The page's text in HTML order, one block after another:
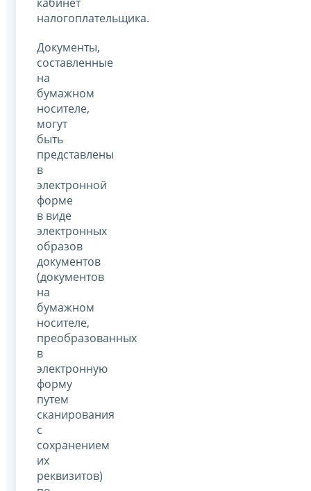
налогоплательщика.
Документы,
составленные
на
бумажном
носителе,
могут
быть
представлены
в
электронной
форме
в виде
электронных
образов
документов
(документов
на
бумажном
носителе,
преобразованных
в
электронную
форму
путем
сканирования
с
сохранением
их
реквизитов)